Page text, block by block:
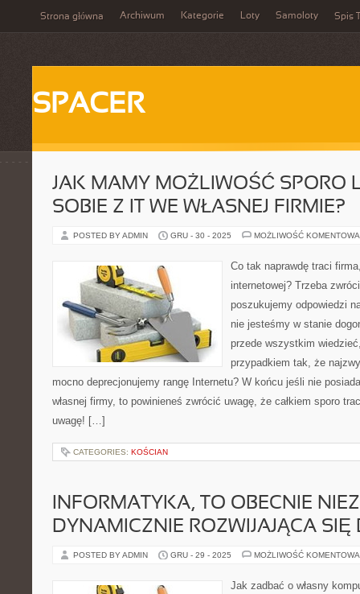
Strona główna Archiwum Kategorie Loty Samoloty Spis
SPACER
JAK MAMY MOŻLIWOŚĆ SPORO
SOBIE Z IT WE WŁASNEJ FIRMIE?
POSTED BY ADMIN GRU - 30 - 2025 MOŻLIWOŚĆ
Co tak naprawdę traci
internetowej? Trzeba
poszukujemy odpowiedzi
nie jesteśmy w stanie
przede wszystkim
przypadkiem tak, że
mocno deprecjonujemy rangę Internetu? W końcu jeśli nie
własnej firmy, to powinieneś zwrócić uwagę, że całkiem sporo
uwagę! […]
CATEGORIES: KOŚCIAN
INFORMATYKA, TO OBECNIE
DYNAMICZNIE ROZWIJAJĄCA
POSTED BY ADMIN GRU - 29 - 2025 MOŻLIWOŚĆ
Jak zadbać o własny